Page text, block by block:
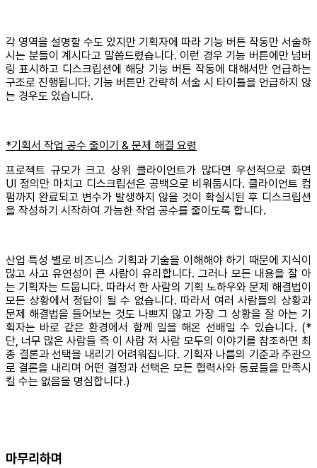
각 영역을 설명할 수도 있지만 기획자에 따라 기능 버튼 작동만 서술하
시는 분들이 계시다고 말씀드렸습니다. 이런 경우 기능 버튼에만 넘버
링 표시하고 디스크립션에 해당 기능 버튼 작동에 대해서만 언급하는
구조로 진행됩니다. 기능 버튼만 간략히 서술 시 타이틀을 언급하지 않
는 경우도 있습니다.
*기획서 작업 공수 줄이기 & 문제 해결 요령
프로젝트 규모가 크고 상위 클라이언트가 많다면 우선적으로 화면
UI 정의만 마치고 디스크립션은 공백으로 비워둡시다. 클라이언트 컴
펌까지 완료되고 변수가 발생하지 않을 것이 확실시된 후 디스크립션
을 작성하기 시작하여 가능한 작업 공수를 줄이도록 합니다.
산업 특성 별로 비즈니스 기획과 기술을 이해해야 하기 때문에 지식이
많고 사고 유연성이 큰 사람이 유리합니다. 그러나 모든 내용을 잘 아
는 기획자는 드뭅니다. 따라서 한 사람의 기획 노하우와 문제 해결법이
모든 상황에서 정답이 될 수 없습니다. 따라서 여러 사람들의 상황과
문제 해결법을 들어보는 것도 나쁘지 않고 가장 그 상황을 잘 아는 기
획자는 바로 같은 환경에서 함께 일을 해온 선배일 수 있습니다. (*
단, 너무 많은 사람들 즉 이 사람 저 사람 모두의 이야기를 참조하면 최
종 결론과 선택을 내리기 어려워집니다. 기획자 나름의 기준과 주관으
로 결론을 내리며 어떤 결정과 선택은 모든 협력사와 동료들을 만족시
킬 수는 없음을 명심합니다.)
마무리하며